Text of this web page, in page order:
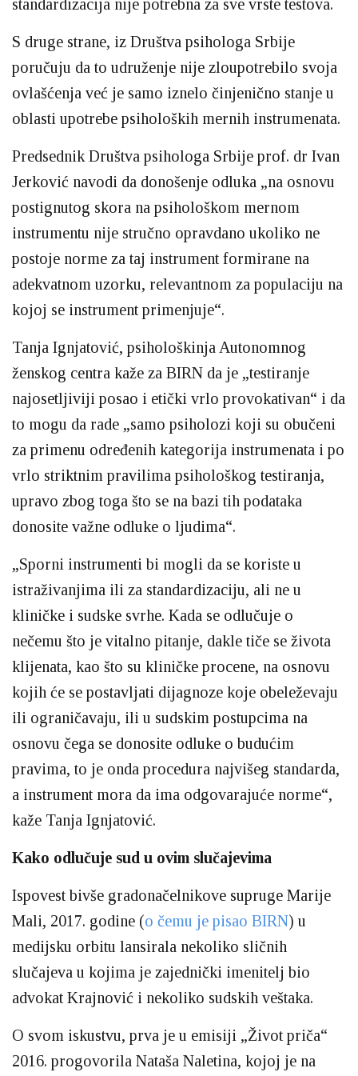
standardizacija nije potrebna za sve vrste testova.
S druge strane, iz Društva psihologa Srbije
poručuju da to udruženje nije zloupotrebilo svoja
ovlašćenja već je samo iznelo činjenično stanje u
oblasti upotrebe psiholoških mernih instrumenata.
Predsednik Društva psihologa Srbije prof. dr Ivan
Jerković navodi da donošenje odluka „na osnovu
postignutog skora na psihološkom mernom
instrumentu nije stručno opravdano ukoliko ne
postoje norme za taj instrument formirane na
adekvatnom uzorku, relevantnom za populaciju na
kojoj se instrument primenjuje“.
Tanja Ignjatović, psihološkinja Autonomnog
ženskog centra kaže za BIRN da je „testiranje
najosetljiviji posao i etički vrlo provokativan“ i da
to mogu da rade „samo psiholozi koji su obučeni
za primenu određenih kategorija instrumenata i po
vrlo striktnim pravilima psihološkog testiranja,
upravo zbog toga što se na bazi tih podataka
donosite važne odluke o ljudima“.
„Sporni instrumenti bi mogli da se koriste u
istraživanjima ili za standardizaciju, ali ne u
kliničke i sudske svrhe. Kada se odlučuje o
nečemu što je vitalno pitanje, dakle tiče se života
klijenata, kao što su kliničke procene, na osnovu
kojih će se postavljati dijagnoze koje obeleževaju
ili ograničavaju, ili u sudskim postupcima na
osnovu čega se donosite odluke o budućim
pravima, to je onda procedura najvišeg standarda,
a instrument mora da ima odgovarajuće norme“,
kaže Tanja Ignjatović.
Kako odlučuje sud u ovim slučajevima
Ispovest bivše gradonačelnikove supruge Marije
Mali, 2017. godine (o čemu je pisao BIRN) u
medijsku orbitu lansirala nekoliko sličnih
slučajeva u kojima je zajednički imenitelj bio
advokat Krajnović i nekoliko sudskih veštaka.
O svom iskustvu, prva je u emisiji „Život priča“
2016. progovorila Nataša Naletina, kojoj je na